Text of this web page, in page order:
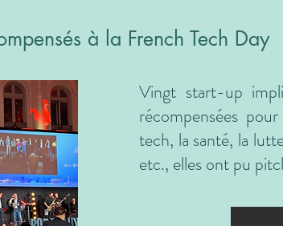
à la French Tech Day
Vingt start-up
récompensées
tech, la santé, la
etc., elles ont pu